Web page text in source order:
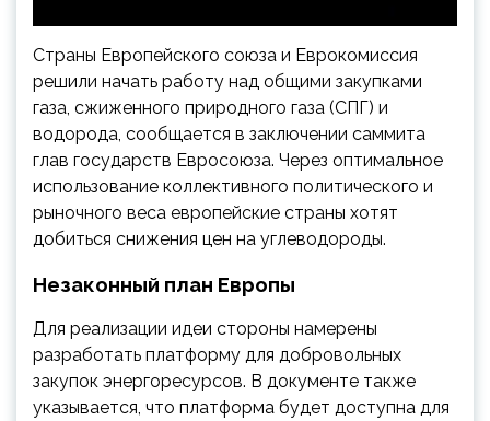
Страны Европейского союза и Еврокомиссия
решили начать работу над общими закупками
газа, сжиженного природного газа (СПГ) и
водорода, сообщается в заключении саммита
глав государств Евросоюза. Через оптимальное
использование коллективного политического и
рыночного веса европейские страны хотят
добиться снижения цен на углеводороды.
Незаконный план Европы
Для реализации идеи стороны намерены
разработать платформу для добровольных
закупок энергоресурсов. В документе также
указывается, что платформа будет доступна для